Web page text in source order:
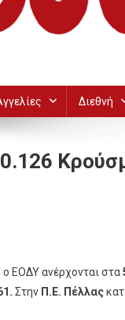
Διεθνή
ο ΕΟΔΥ ανέρχονται στα
Στην Π.Ε. Πέλλας